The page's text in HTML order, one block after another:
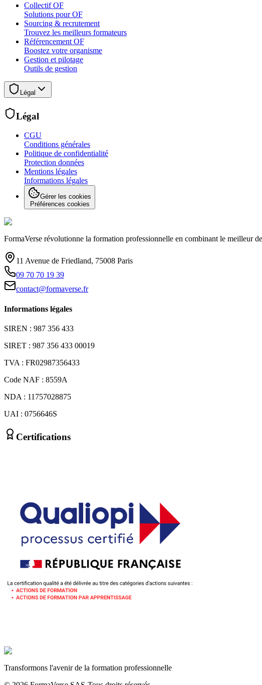
Collectif OF
Solutions pour OF
Sourcing & recrutement
Trouvez les meilleurs formateurs
Référencement OF
Boostez votre organisme
Gestion et pilotage
Outils de gestion
Légal
Légal
CGU
Conditions générales
Politique de confidentialité
Protection données
Mentions légales
Informations légales
Gérer les cookies
Préférences cookies
FormaVerse révolutionne la formation professionnelle en combinant le meilleur
11 Avenue de Friedland, 75008 Paris
09 70 70 19 39
contact@formaverse.fr
Informations légales
SIREN : 987 356 433
SIRET : 987 356 433 00019
TVA : FR02987356433
Code NAF : 8559A
NDA : 11757028875
UAI : 0756646S
Certifications
Transformons l'avenir de la formation professionnelle